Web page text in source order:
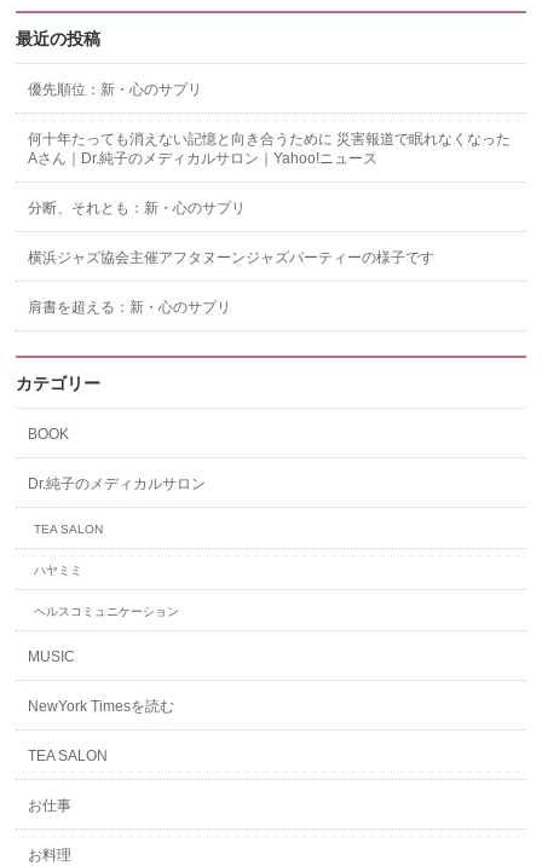
最近の投稿
優先順位：新・心のサプリ
何十年たっても消えない記憶と向き合うために 災害報道で眠れなくなった
Aさん｜Dr.純子のメディカルサロン｜Yahoo!ニュース
分断、それとも：新・心のサプリ
横浜ジャズ協会主催アフタヌーンジャズパーティーの様子です
肩書を超える：新・心のサプリ
カテゴリー
BOOK
Dr.純子のメディカルサロン
TEA SALON
ハヤミミ
ヘルスコミュニケーション
MUSIC
NewYork Timesを読む
TEA SALON
お仕事
お料理